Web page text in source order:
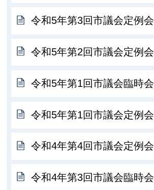
令和5年第3回市議会定例会
令和5年第2回市議会定例会
令和5年第1回市議会臨時会
令和5年第1回市議会定例会
令和4年第4回市議会定例会
令和4年第3回市議会臨時会